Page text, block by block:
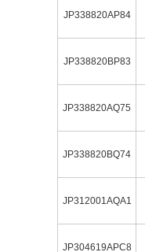
JP338820AP84
JP338820BP83
JP338820AQ75
JP338820BQ74
JP312001AQA1
JP304619APC8